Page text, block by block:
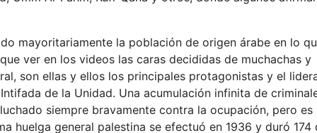
mayoritariamente la población de origen árabe en lo
ver en los videos las caras decididas de muchachas y
son ellas y ellos los principales protagonistas y el
de la Unidad. Una acumulación infinita de
siempre bravamente contra la ocupación, pero
huelga general palestina se efectuó en 1936 y duró 174